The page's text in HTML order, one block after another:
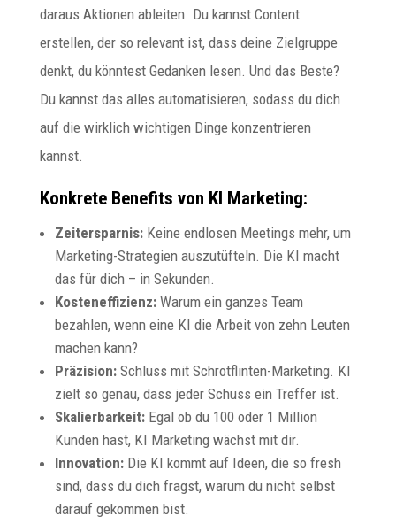
daraus Aktionen ableiten. Du kannst Content
erstellen, der so relevant ist, dass deine Zielgruppe
denkt, du könntest Gedanken lesen. Und das Beste?
Du kannst das alles automatisieren, sodass du dich
auf die wirklich wichtigen Dinge konzentrieren
kannst.
Konkrete Benefits von KI Marketing:
Zeitersparnis:Keine endlosen Meetings mehr, um
Marketing-Strategien auszutüfteln. Die KI macht
das für dich – in Sekunden.
Kosteneffizienz:Warum ein ganzes Team
bezahlen, wenn eine KI die Arbeit von zehn Leuten
machen kann?
Präzision:Schluss mit Schrotflinten-Marketing. KI
zielt so genau, dass jeder Schuss ein Treffer ist.
Skalierbarkeit:Egal ob du 100 oder 1 Million
Kunden hast, KI Marketing wächst mit dir.
Innovation:Die KI kommt auf Ideen, die so fresh
sind, dass du dich fragst, warum du nicht selbst
darauf gekommen bist.